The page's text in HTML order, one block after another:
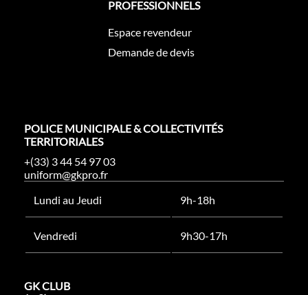
PROFESSIONNELS
Espace revendeur
Demande de devis
POLICE MUNICIPALE & COLLECTIVITÉS
TERRITORIALES
+(33) 3 44 54 97 03
uniform@gkpro.fr
Lundi au Jeudi
9h-18h
Vendredi 9h30-17h
GK CLUB